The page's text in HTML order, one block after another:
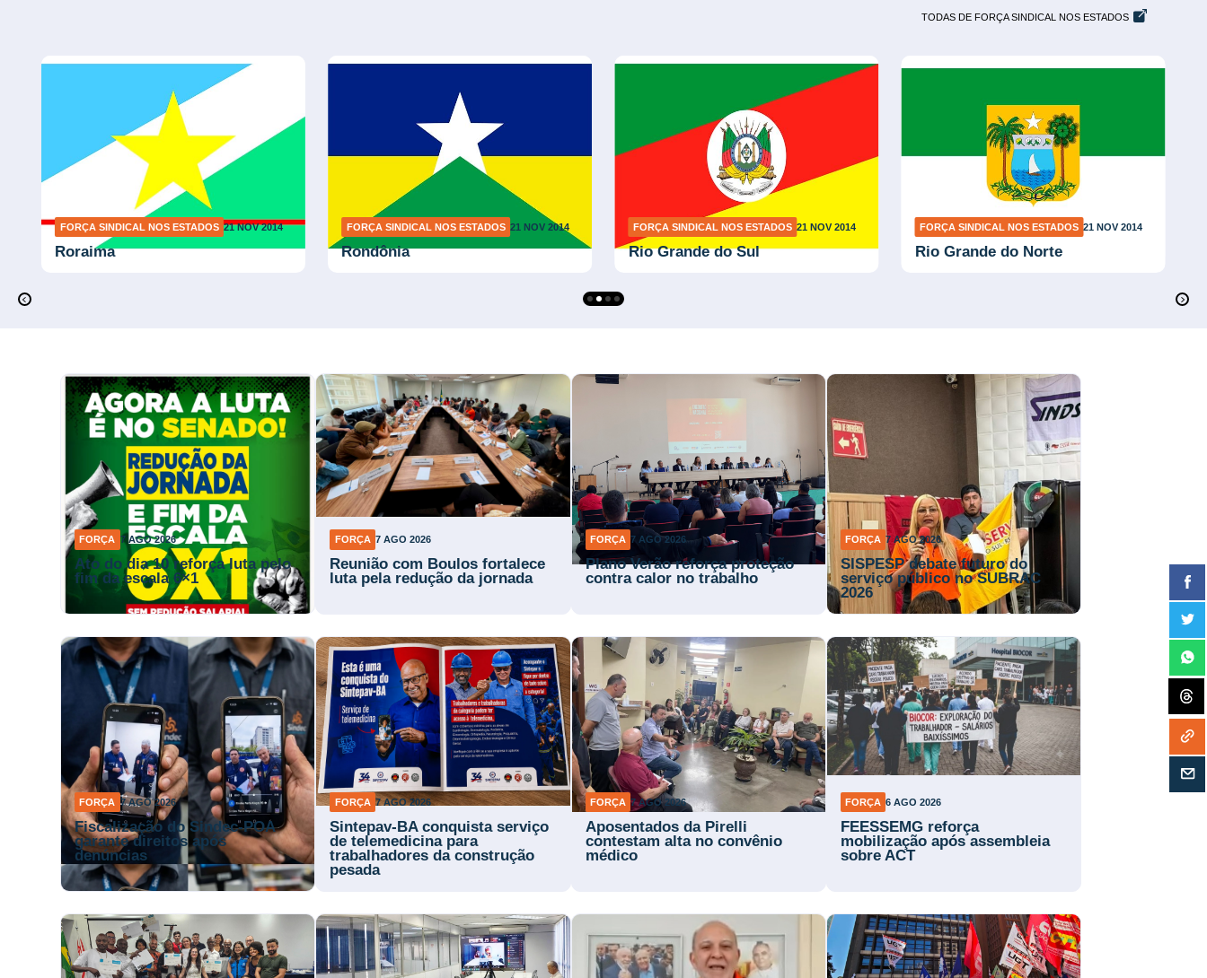
TODAS DE FORÇA SINDICAL NOS ESTADOS
FORÇA SINDICAL NOS ESTADOS 21 NOV 2014
Roraima
FORÇA SINDICAL NOS ESTADOS 21 NOV 2014
Rondônia
FORÇA SINDICAL NOS ESTADOS 21 NOV 2014
Rio Grande do Sul
FORÇA SINDICAL NOS ESTADOS 21 NOV 2014
Rio Grande do Norte
FORÇA 7 AGO 2026
Ato do dia 10 reforça luta pelo
fim da escala 6×1
FORÇA 7 AGO 2026
Reunião com Boulos fortalece
luta pela redução da jornada
FORÇA 7 AGO 2026
Plano Verão reforça proteção
contra calor no trabalho
FORÇA 7 AGO 2026
SISPESP debate futuro do
serviço público no SUBRAC
2026
FORÇA 7 AGO 2026
Fiscalização do Sindec-POA
garante direitos após
denúncias
FORÇA 7 AGO 2026
Sintepav-BA conquista serviço
de telemedicina para
trabalhadores da construção
pesada
FORÇA 7 AGO 2026
Aposentados da Pirelli
contestam alta no convênio
médico
FORÇA 6 AGO 2026
FEESSEMG reforça
mobilização após assembleia
sobre ACT